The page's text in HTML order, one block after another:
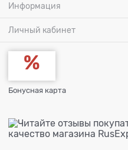
Информация
Личный кабинет
Бонусная карта